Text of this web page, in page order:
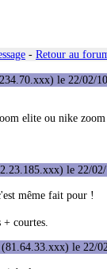
- Retour au
le 22/02/
elite ou nike
le 22/
même fait pour !
courtes.
(81.64.33.xxx) le 22/